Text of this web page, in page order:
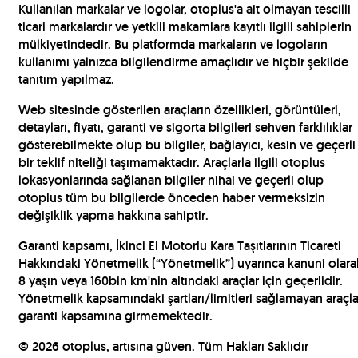
Kullanılan markalar ve logolar, otoplus'a ait olmayan tescilli
ticari markalardır ve yetkili makamlara kayıtlı ilgili sahiplerin
mülkiyetindedir. Bu platformda markaların ve logoların
kullanımı yalnızca bilgilendirme amaçlıdır ve hiçbir şekilde
tanıtım yapılmaz.
Web sitesinde gösterilen araçların özellikleri, görüntüleri,
detayları, fiyatı, garanti ve sigorta bilgileri sehven farklılıklar
gösterebilmekte olup bu bilgiler, bağlayıcı, kesin ve geçerli
bir teklif niteliği taşımamaktadır. Araçlarla ilgili otoplus
lokasyonlarında sağlanan bilgiler nihai ve geçerli olup
otoplus tüm bu bilgilerde önceden haber vermeksizin
değişiklik yapma hakkına sahiptir.
Garanti kapsamı, İkinci El Motorlu Kara Taşıtlarının Ticareti
Hakkındaki Yönetmelik (“Yönetmelik”) uyarınca kanuni
8 yaşın veya 160bin km'nin altındaki araçlar için geçerlidir.
Yönetmelik kapsamındaki şartları/limitleri sağlamayan
garanti kapsamına girmemektedir.
© 2026 otoplus, artısına güven. Tüm Hakları Saklıdır